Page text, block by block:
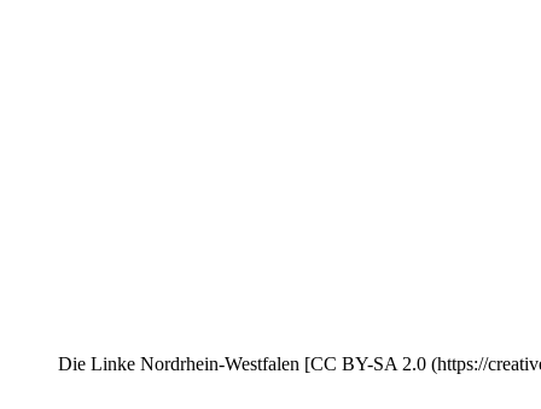
Die Linke Nordrhein-Westfalen [CC BY-SA 2.0 (https://